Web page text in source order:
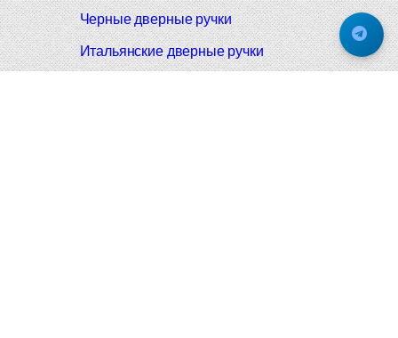
Черные дверные ручки
Итальянские дверные ручки